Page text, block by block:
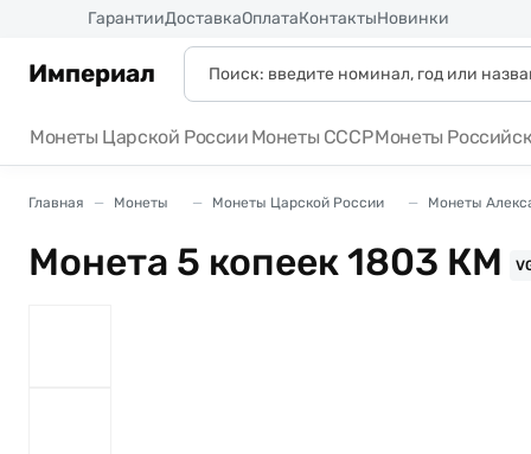
ГарантииДоставкаОплатаКонтактыНовинки
Империал
Монеты Царской России Монеты СССРМонеты
Главная Монеты Монеты Царской России Монеты
Монета 5 копеек 1803 КМ